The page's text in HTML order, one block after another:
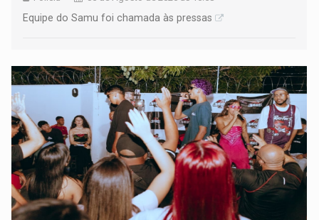
Equipe do Samu foi chamada às pressas